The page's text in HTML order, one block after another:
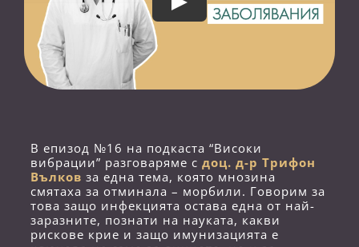
В епизод №16 на подкаста “Високи
вибрации” разговаряме с доц. д-р Трифон
Вълков за една тема, която мнозина
смятаха за отминала – морбили. Говорим за
това защо инфекцията остава една от най-
заразните, познати на науката, какви
рискове крие и защо имунизацията е